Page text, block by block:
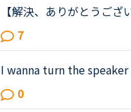
【解決、ありがとうご
うしても分からないので
TIONパラグラフCThere
7
I wanna turn the
on the app.Very loud
earing voice of us...
0